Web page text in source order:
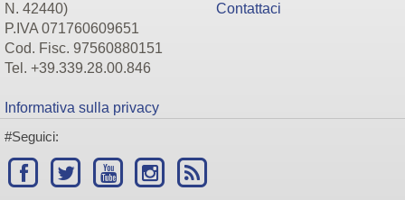
N. 42440)
P.IVA 071760609651
Cod. Fisc. 97560880151
Tel. +39.339.28.00.846
Informativa sulla privacy
Contattaci
#Seguici: